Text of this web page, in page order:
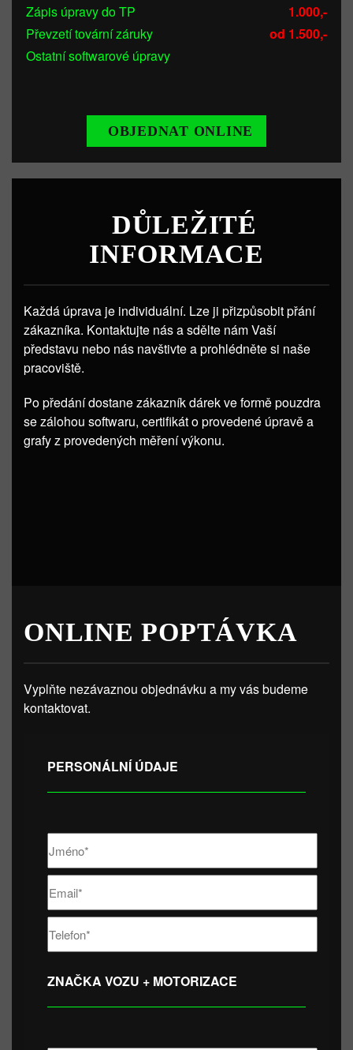
Zápis úpravy do TP
1.000,-
Převzetí tovární záruky
od 1.500,-
Ostatní softwarové úpravy
OBJEDNAT ONLINE
DŮLEŽITÉ
INFORMACE
Každá úprava je individuální. Lze ji přizpůsobit přání
zákazníka. Kontaktujte nás a sdělte nám Vaší
představu nebo nás navštivte a prohlédněte si naše
pracoviště.
Po předání dostane zákazník dárek ve formě pouzdra
se zálohou softwaru, certifikát o provedené úpravě a
grafy z provedených měření výkonu.
ONLINE POPTÁVKA
Vyplňte nezávaznou objednávku a my vás budeme
kontaktovat.
PERSONÁLNÍ ÚDAJE
ZNAČKA VOZU + MOTORIZACE